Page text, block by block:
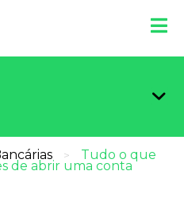
> Tudo o que
de abrir uma conta